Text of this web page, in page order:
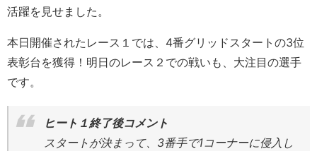
活躍を見せました。
本日開催されたレース１では、4番グリッドスタートの3位
表彰台を獲得！明日のレース２での戦いも、大注目の選手
です。
ヒート１終了後コメント
スタートが決まって、3番手で1コーナーに侵入し